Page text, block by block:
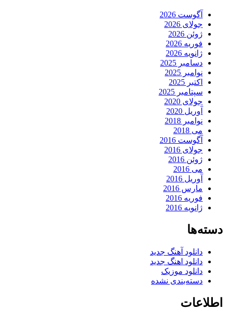
آگوست 2026
جولای 2026
ژوئن 2026
فوریه 2026
ژانویه 2026
دسامبر 2025
نوامبر 2025
اکتبر 2025
سپتامبر 2025
جولای 2020
آوریل 2020
نوامبر 2018
می 2018
آگوست 2016
جولای 2016
ژوئن 2016
می 2016
آوریل 2016
مارس 2016
فوریه 2016
ژانویه 2016
دسته‌ها
دانلود آهنگ جدید
دانلود اهنگ جدید
دانلود موزیک
دسته‌بندی نشده
اطلاعات